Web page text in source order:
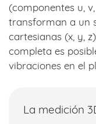
(componentes u,
transforman a un
cartesianas (x, y,
completa es
vibraciones en el
La medición